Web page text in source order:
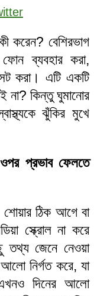
করেন? বেশিরভাগ
ব্যবহার করা,
করা। এটি একটি
না? কিন্তু ঘুমানোর
ঝুঁকির মুখে
প্রভাব ফেলতে
শোয়ার ঠিক আগে বা
স্ক্রোল না করে
তথ্য জেনে নেওয়া
নির্গত করে, যা
দিনের আলো